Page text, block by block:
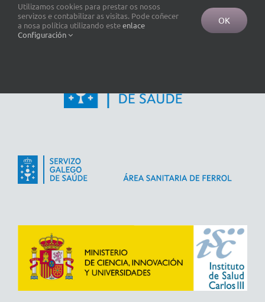
Utilizamos cookies para prestar os nosos
servizos e contabilizar as visitas. Pode coñecer
a nosa política utilizando esteenlace
Configuración
OK